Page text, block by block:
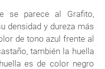
se parece al Grafito,
densidad y dureza más
de tono azul frente al
también la huella
es de color negro